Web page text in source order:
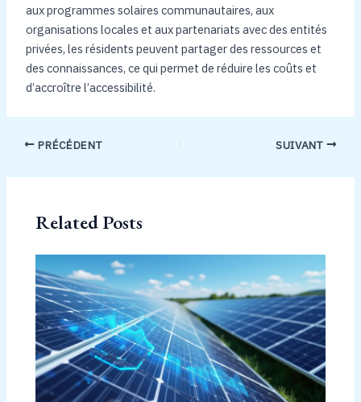
aux programmes solaires communautaires, aux
organisations locales et aux partenariats avec des entités
privées, les résidents peuvent partager des ressources et
des connaissances, ce qui permet de réduire les coûts et
d’accroître l’accessibilité.
PRÉCÉDENT SUIVANT
Related Posts